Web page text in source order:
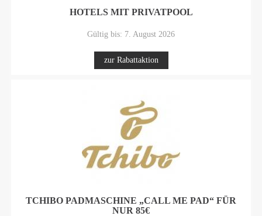
HOTELS MIT PRIVATPOOL
Gültig bis: 7. August 2026
zur Rabattaktion
TCHIBO PADMASCHINE „CALL ME PAD“ FÜR
NUR 85€